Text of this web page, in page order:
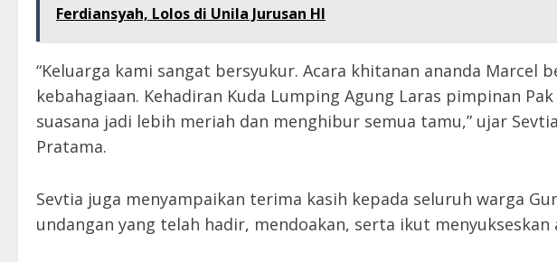
Ferdiansyah, Lolos di Unila Jurusan HI
“Keluarga kami sangat bersyukur. Acara khitanan ananda Marcel
kebahagiaan. Kehadiran Kuda Lumping Agung Laras pimpinan
suasana jadi lebih meriah dan menghibur semua tamu,” ujar
Pratama.
Sevtia juga menyampaikan terima kasih kepada seluruh warga
undangan yang telah hadir, mendoakan, serta ikut